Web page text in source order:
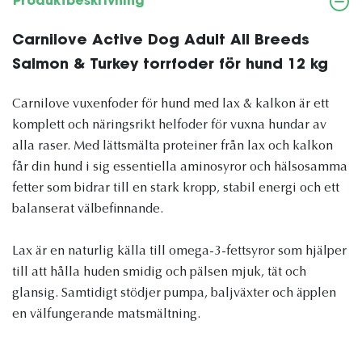
Carnilove Active Dog Adult All Breeds
Salmon & Turkey torrfoder för hund 12 kg
Carnilove vuxenfoder för hund med lax & kalkon är ett
komplett och näringsrikt helfoder för vuxna hundar av
alla raser. Med lättsmälta proteiner från lax och kalkon
får din hund i sig essentiella aminosyror och hälsosamma
fetter som bidrar till en stark kropp, stabil energi och ett
balanserat välbefinnande.
Lax är en naturlig källa till omega-3-fettsyror som hjälper
till att hålla huden smidig och pälsen mjuk, tät och
glansig. Samtidigt stödjer pumpa, baljväxter och äpplen
en välfungerande matsmältning.